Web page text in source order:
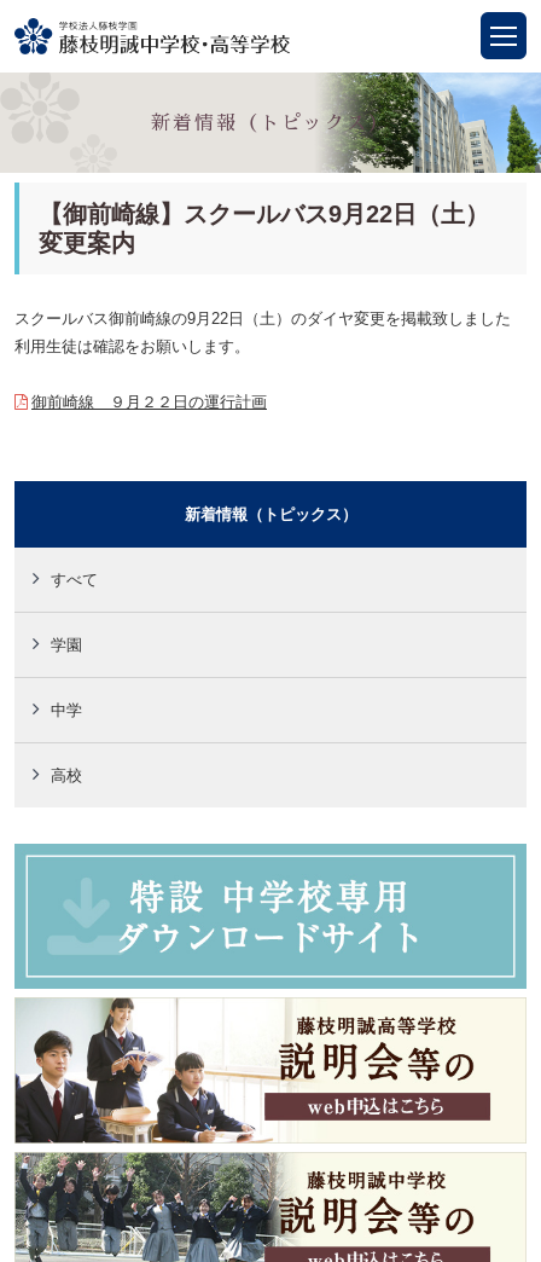
新着情報（トピックス）
【御前崎線】スクールバス9月22日（土）
変更案内
スクールバス御前崎線の9月22日（土）のダイヤ変更を掲載致しました
利用生徒は確認をお願いします。
御前崎線 ９月２２日の運行計画
新着情報（トピックス）
すべて
学園
中学
高校